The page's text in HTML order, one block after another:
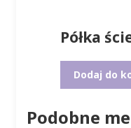
Półka
Dodaj do
Podobne